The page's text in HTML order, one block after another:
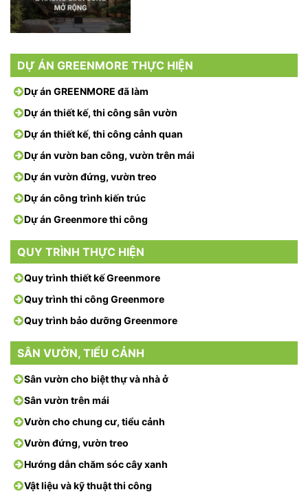
DỰ ÁN GREENMORE THỰC HIỆN
Dự án GREENMORE đã làm
Dự án thiết kế, thi công sân vườn
Dự án thiết kế, thi công cảnh quan
Dự án vườn ban công, vườn trên mái
Dự án vườn đứng, vườn treo
Dự án công trình kiến trúc
Dự án Greenmore thi công
QUY TRÌNH THỰC HIỆN
Quy trình thiết kế Greenmore
Quy trình thi công Greenmore
Quy trình bảo dưỡng Greenmore
SÂN VƯỜN, TIỂU CẢNH
Sân vườn cho biệt thự và nhà ở
Sân vườn trên mái
Vườn cho chung cư, tiểu cảnh
Vườn đứng, vườn treo
Hướng dẫn chăm sóc cây xanh
Vật liệu và kỹ thuật thi công